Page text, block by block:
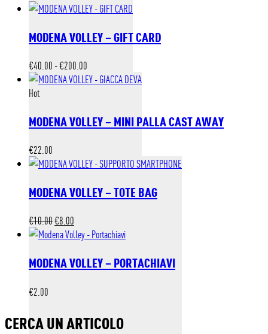
prezzo
era:
€4.00.
prezzo
è:
€2.50.
MODENA VOLLEY – GIFT CARD
€40.00 -€200.00
di
€40.00
a
Hot
MODENA VOLLEY – MINI PALLA CAST AWAY
€22.00
MODENA VOLLEY – TOTE BAG
€10.00Il
prezzo
era:
€10.00.
€8.00
prezzo
è:
€8.00.
MODENA VOLLEY – PORTACHIAVI
€2.00
CERCA UN ARTICOLO